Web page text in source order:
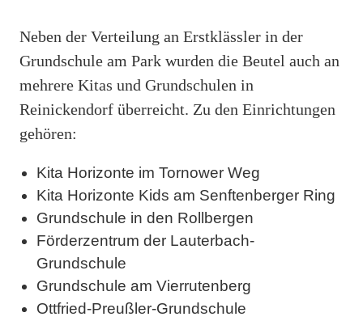
Neben der Verteilung an Erstklässler in der
Grundschule am Park wurden die Beutel auch an
mehrere Kitas und Grundschulen in
Reinickendorf überreicht. Zu den Einrichtungen
gehören:
Kita Horizonte im Tornower Weg
Kita Horizonte Kids am Senftenberger Ring
Grundschule in den Rollbergen
Förderzentrum der Lauterbach-
Grundschule
Grundschule am Vierrutenberg
Ottfried-Preußler-Grundschule